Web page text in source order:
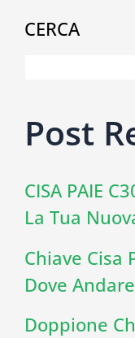
CERCA
Post
CISA PAIE
La Tua
Chiave Cisa
Dove
Doppione